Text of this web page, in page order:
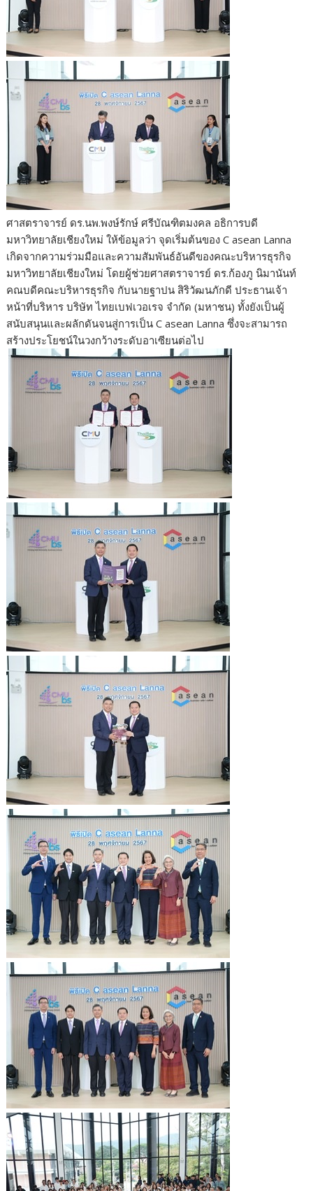
ศาสตราจารย์ ดร.นพ.พงษ์รักษ์ ศรีบัณฑิตมงคล อธิการบดี
มหาวิทยาลัยเชียงใหม่ ให้ข้อมูลว่า จุดเริ่มต้นของ C asean Lanna
เกิดจากความร่วมมือและความสัมพันธ์อันดีของคณะบริหารธุรกิจ
มหาวิทยาลัยเชียงใหม่ โดยผู้ช่วยศาสตราจารย์ ดร.ก้องภู นิมานันท์
คณบดีคณะบริหารธุรกิจ กับนายฐาปน สิริวัฒนภักดี ประธานเจ้า
หน้าที่บริหาร บริษัท ไทยเบฟเวอเรจ จำกัด (มหาชน) ทั้งยังเป็นผู้
สนับสนุนและผลักดันจนสู่การเป็น C asean Lanna ซึ่งจะสามารถ
สร้างประโยชน์ในวงกว้างระดับอาเซียนต่อไป
.